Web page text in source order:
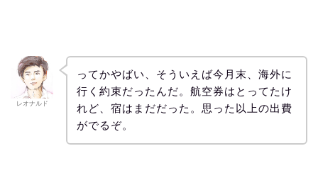
レオナルド
ってかやばい、そういえば今月末、海外に
行く約束だったんだ。航空券はとってたけ
れど、宿はまだだった。思った以上の出費
がでるぞ。